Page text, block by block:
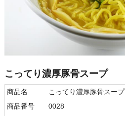
こってり濃厚豚骨スープ
商品名
こってり濃厚豚骨スープ
商品番号
0028